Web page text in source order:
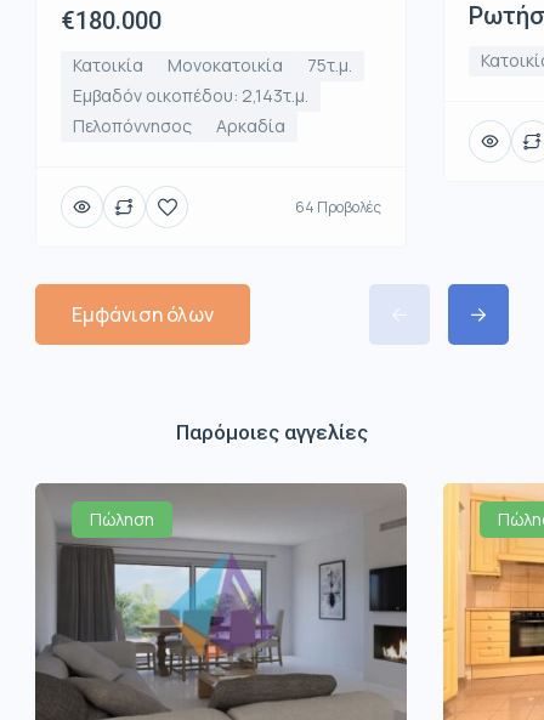
€180.000
Κατοικία Μονοκατοικία
75τ.μ.
Εμβαδόν οικοπέδου: 2,143τ.μ.
Πελοπόννησος
Αρκαδία
64 Προβολές
Εμφάνιση όλων
Παρόμοιες αγγελίες
Πώληση